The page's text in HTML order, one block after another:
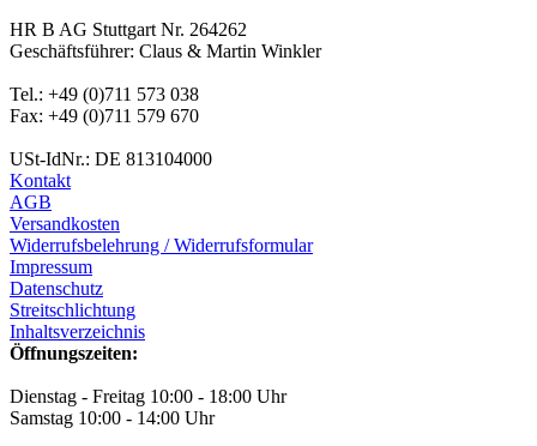
HR B AG Stuttgart Nr. 264262
Geschäftsführer: Claus & Martin Winkler
Tel.: +49 (0)711 573 038
Fax: +49 (0)711 579 670
USt-IdNr.: DE 813104000
Kontakt
AGB
Versandkosten
Widerrufsbelehrung / Widerrufsformular
Impressum
Datenschutz
Streitschlichtung
Inhaltsverzeichnis
Öffnungszeiten:
Dienstag - Freitag 10:00 - 18:00 Uhr
Samstag 10:00 - 14:00 Uhr